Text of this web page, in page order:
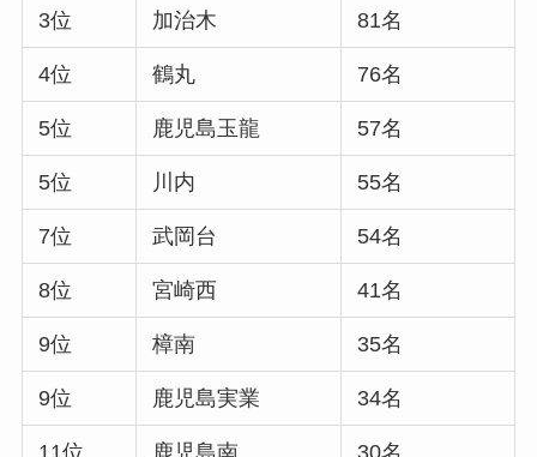
3位 加治木 81名
4位 鶴丸 76名
5位 鹿児島玉龍 57名
5位 川内 55名
7位 武岡台 54名
8位 宮崎西 41名
9位 樟南 35名
9位 鹿児島実業 34名